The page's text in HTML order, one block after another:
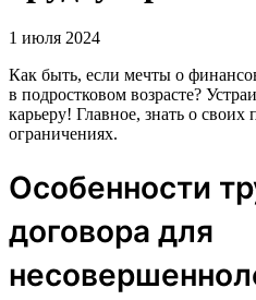
1 июля 2024
Как быть, если мечты о
в подростковом возрасте?
карьеру! Главное, знать о
ограничениях.
Особенности
договора для